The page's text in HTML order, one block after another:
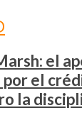
el
por el
la